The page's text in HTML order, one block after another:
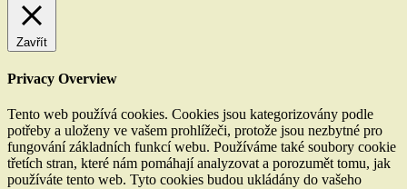
Zavřít
Privacy Overview
Tento web používá cookies. Cookies jsou kategorizovány podle
potřeby a uloženy ve vašem prohlížeči, protože jsou nezbytné pro
fungování základních funkcí webu. Používáme také soubory cookie
třetích stran, které nám pomáhají analyzovat a porozumět tomu, jak
používáte tento web. Tyto cookies budou ukládány do vašeho